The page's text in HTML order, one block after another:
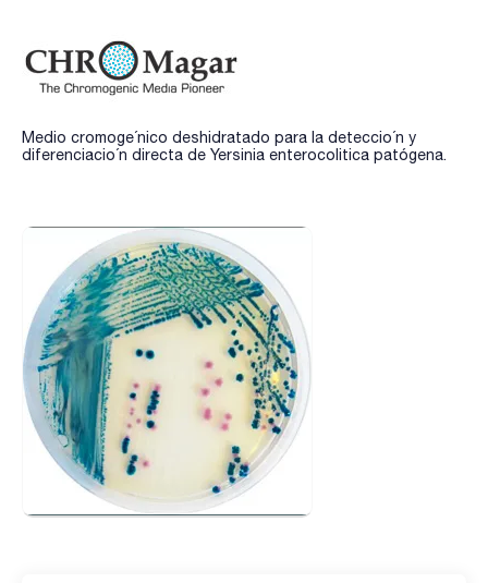
Medio cromoge´nico deshidratado para la deteccio´n y
diferenciacio´n directa de Yersinia enterocolitica patógena.